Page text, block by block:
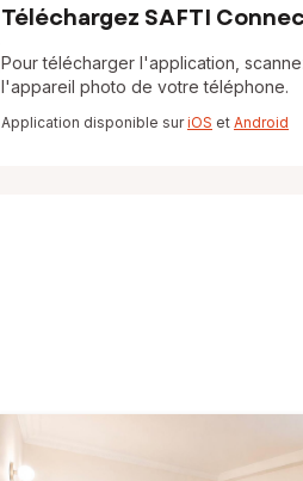
Téléchargez SAFTI
Pour télécharger l'application,
l'appareil photo de votre téléphone.
Application disponible suriOS et Android